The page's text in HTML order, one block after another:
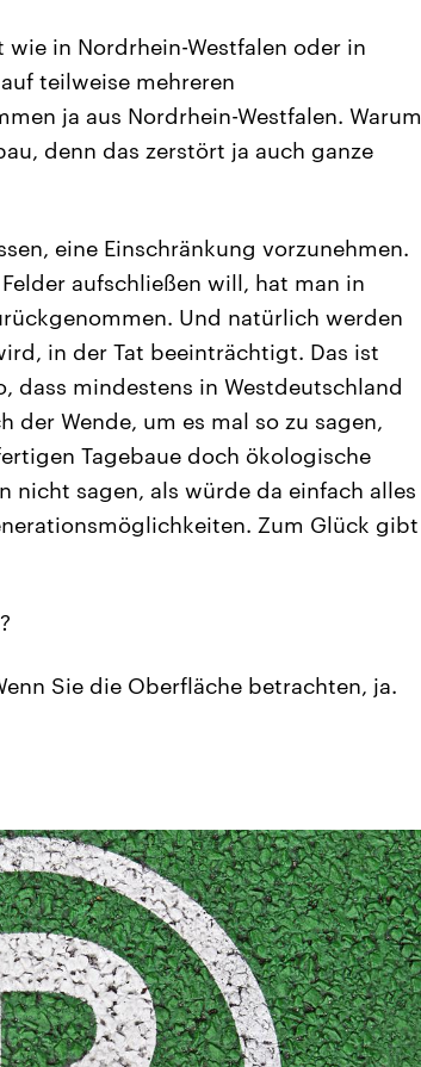
in Nordrhein-Westfalen oder in
teilweise mehreren
ja aus Nordrhein-Westfalen. Warum
denn das zerstört ja auch ganze
eine Einschränkung vorzunehmen.
aufschließen will, hat man in
Und natürlich werden
in der Tat beeinträchtigt. Das ist
dass mindestens in Westdeutschland
der Wende, um es mal so zu sagen,
Tagebaue doch ökologische
nicht sagen, als würde da einfach alles
Zum Glück gibt
Sie die Oberfläche betrachten, ja.